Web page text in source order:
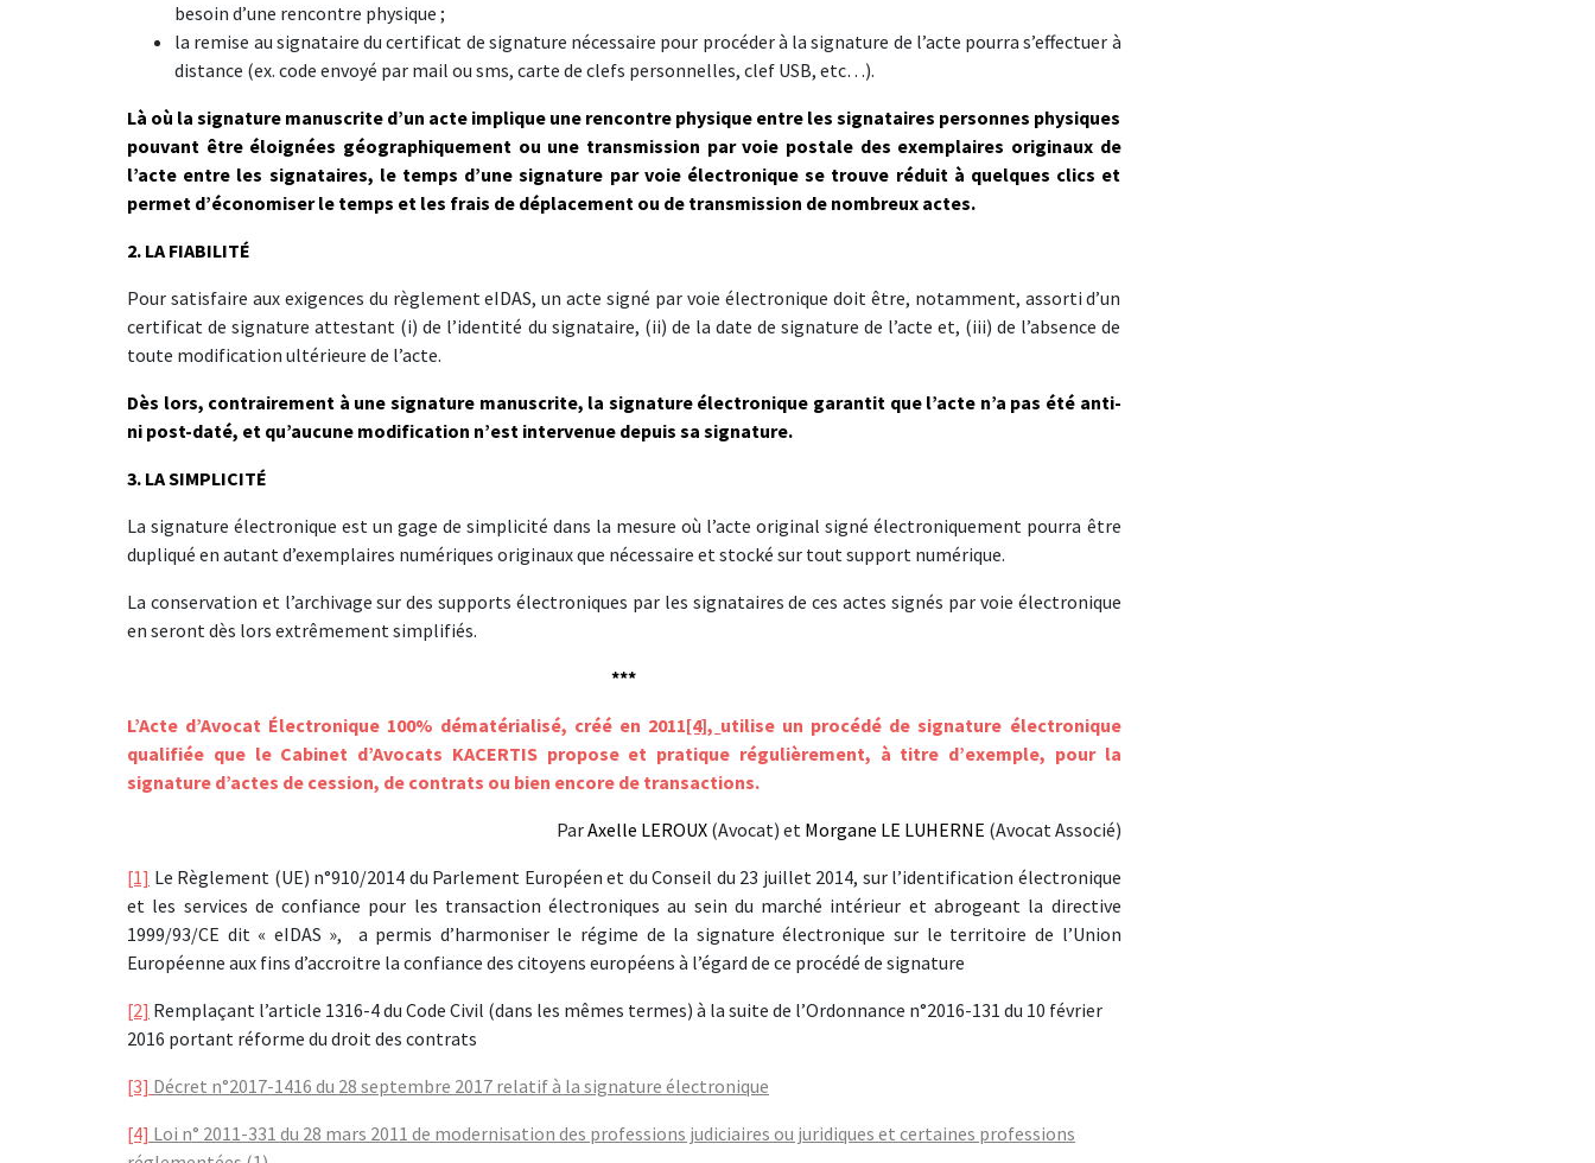
besoin d’une rencontre physique ;
la remise au signataire du certificat de signature nécessaire pour procéder à la signature de l’acte pourra s’effectuer à
distance (ex. code envoyé par mail ou sms, carte de clefs personnelles, clef USB, etc…).
Là où la signature manuscrite d’un acte implique une rencontre physique entre les signataires personnes physiques
pouvant être éloignées géographiquement ou une transmission par voie postale des exemplaires originaux de
l’acte entre les signataires, le temps d’une signature par voie électronique se trouve réduit à quelques clics et
permet d’économiser le temps et les frais de déplacement ou de transmission de nombreux actes.
2. LA FIABILITÉ
Pour satisfaire aux exigences du règlement eIDAS, un acte signé par voie électronique doit être, notamment, assorti d’un
certificat de signature attestant (i) de l’identité du signataire, (ii) de la date de signature de l’acte et, (iii) de l’absence de
toute modification ultérieure de l’acte.
Dès lors, contrairement à une signature manuscrite, la signature électronique garantit que l’acte n’a pas été anti-
ni post-daté, et qu’aucune modification n’est intervenue depuis sa signature.
3. LA SIMPLICITÉ
La signature électronique est un gage de simplicité dans la mesure où l’acte original signé électroniquement pourra être
dupliqué en autant d’exemplaires numériques originaux que nécessaire et stocké sur tout support numérique.
La conservation et l’archivage sur des supports électroniques par les signataires de ces actes signés par voie électronique
en seront dès lors extrêmement simplifiés.
***
L’Acte d’Avocat Électronique 100% dématérialisé, créé en 2011[4], utilise un procédé de signature électronique
qualifiée que le Cabinet d’Avocats KACERTIS propose et pratique régulièrement, à titre d’exemple, pour la
signature d’actes de cession, de contrats ou bien encore de transactions.
ParAxelle LEROUX(Avocat) et Morgane LE LUHERNE (Avocat Associé)
[1] Le Règlement (UE) n°910/2014 du Parlement Européen et du Conseil du 23 juillet 2014, sur l’identification électronique
et les services de confiance pour les transaction électroniques au sein du marché intérieur et abrogeant la directive
1999/93/CE dit « eIDAS », a permis d’harmoniser le régime de la signature électronique sur le territoire de l’Union
Européenne aux fins d’accroitre la confiance des citoyens européens à l’égard de ce procédé de signature
[2] Remplaçant l’article 1316-4 du Code Civil (dans les mêmes termes) à la suite de l’Ordonnance n°2016-131 du 10 février
2016 portant réforme du droit des contrats
[3] Décret n°2017-1416 du 28 septembre 2017 relatif à la signature électronique
[4] Loi n° 2011-331 du 28 mars 2011 de modernisation des professions judiciaires ou juridiques et certaines professions